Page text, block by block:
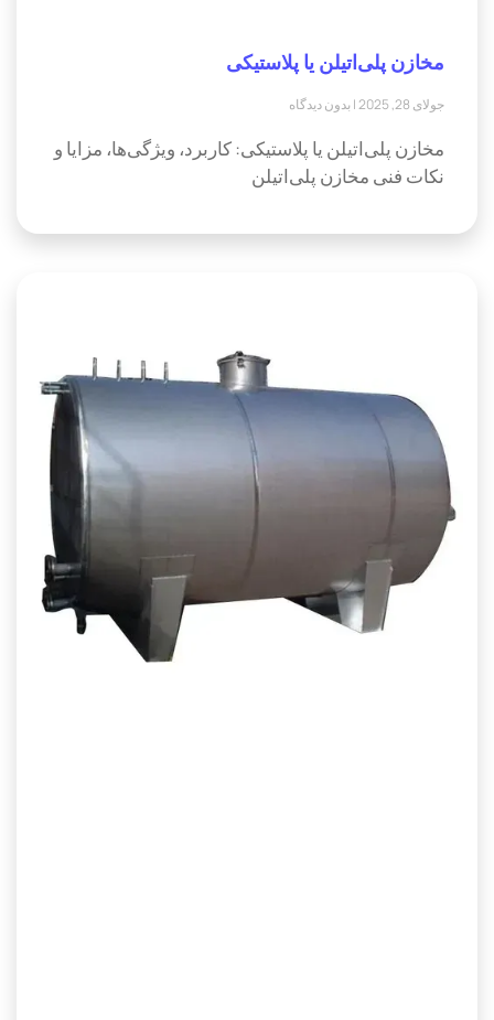
مخازن پلی‌اتیلن یا پلاستیکی
جولای 28, 2025 بدون دیدگاه
مخازن پلی‌اتیلن یا پلاستیکی: کاربرد، ویژگی‌ها، مزایا و
نکات فنی مخازن پلی‌اتیلن